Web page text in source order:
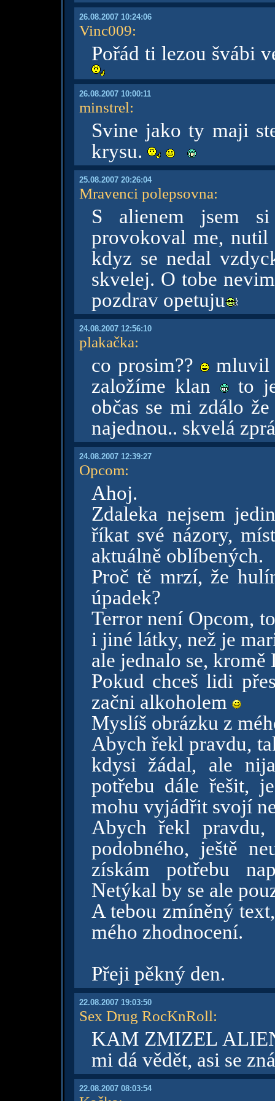
26.08.2007 10:24:06
Vinc009:
Pořád ti lezou švábi
26.08.2007 10:00:11
minstrel:
Svine jako ty maji
krysu.
25.08.2007 20:26:04
Mravenci polepsovna:
S alienem jsem
provokoval me, nutil
kdyz se nedal
skvelej. O tobe
pozdrav opetuju
24.08.2007 12:56:10
plakačka:
co prosim??
mluvil
založíme klan
to je
občas se mi zdálo
najednou.. skvelá
24.08.2007 12:39:27
Opcom:
Ahoj.
Zdaleka nejsem
říkat své názory,
aktuálně oblíbených.
Proč tě mrzí, že
úpadek?
Terror není Opcom,
i jiné látky, než je
ale jednalo se,
Pokud chceš lidi
začni alkoholem
Myslíš obrázku z
Abych řekl pravdu,
kdysi žádal, ale
potřebu dále řešit,
mohu vyjádřit svojí
Abych řekl pravdu,
podobného, ještě
získám potřebu
Netýkal by se ale
A tebou zmíněný
mého zhodnocení.
Přeji pěkný den.
22.08.2007 19:03:50
Sex Drug RocKnRoll:
KAM ZMIZEL
mi dá vědět, asi se
22.08.2007 08:03:54